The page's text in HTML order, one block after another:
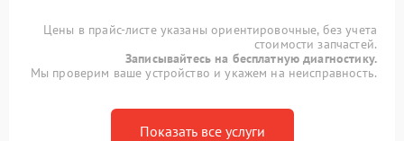
Цены в прайс-листе указаны ориентировочные, без учета
стоимости запчастей.
Записывайтесь на бесплатную диагностику.
Мы проверим ваше устройство и укажем на неисправность.
Показать все услуги